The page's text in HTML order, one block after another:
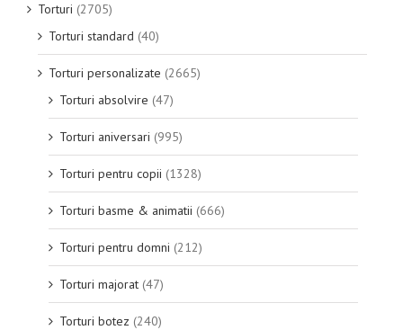
Torturi (2705)
Torturi standard (40)
Torturi personalizate (2665)
Torturi absolvire (47)
Torturi aniversari (995)
Torturi pentru copii (1328)
Torturi basme & animatii (666)
Torturi pentru domni (212)
Torturi majorat (47)
Torturi botez (240)